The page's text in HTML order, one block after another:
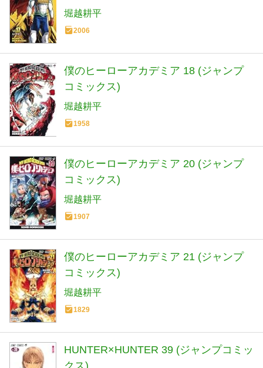
堀越耕平
2006
僕のヒーローアカデミア 18 (ジャンプ
コミックス)
堀越耕平
1958
僕のヒーローアカデミア 20 (ジャンプ
コミックス)
堀越耕平
1907
僕のヒーローアカデミア 21 (ジャンプ
コミックス)
堀越耕平
1829
HUNTER×HUNTER 39 (ジャンプコミッ